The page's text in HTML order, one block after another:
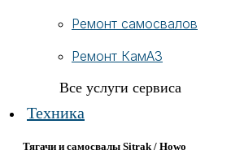
Ремонт самосвалов
Ремонт КамАЗ
Все услуги сервиса
Техника
Тягачи и самосвалы Sitrak / Howo